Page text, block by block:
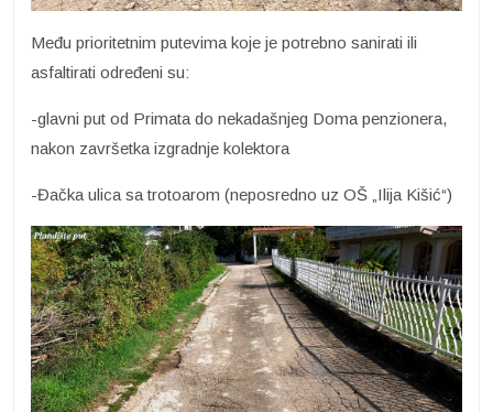
Među prioritetnim putevima koje je potrebno sanirati ili
asfaltirati određeni su:
-glavni put od Primata do nekadašnjeg Doma penzionera,
nakon završetka izgradnje kolektora
-Đačka ulica sa trotoarom (neposredno uz OŠ „Ilija Kišić“)